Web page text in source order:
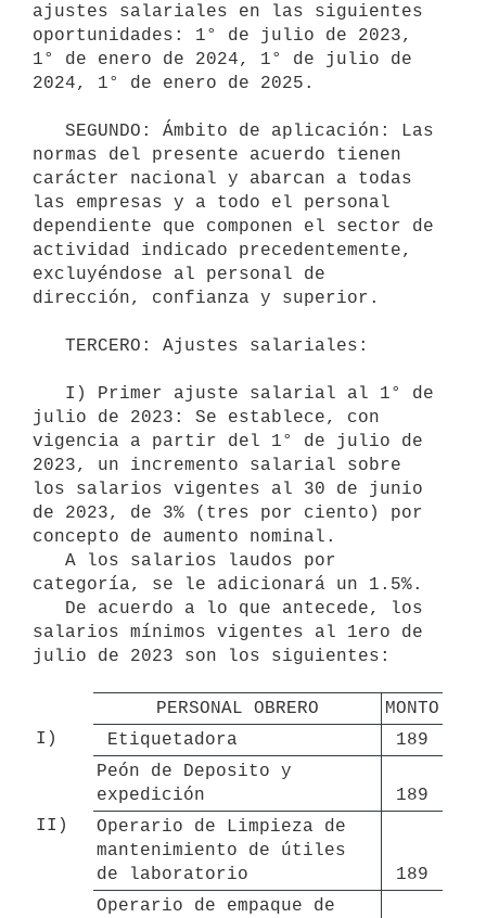
ajustes salariales en las siguientes
oportunidades: 1° de julio de 2023,
1° de enero de 2024, 1° de julio de
2024, 1° de enero de 2025.
normas del presente acuerdo tienen
carácter nacional y abarcan a todas
las empresas y a todo el personal
dependiente que componen el sector de
actividad indicado precedentemente,
excluyéndose al personal de
dirección, confianza y superior.
julio de 2023: Se establece, con
vigencia a partir del 1° de julio de
2023, un incremento salarial sobre
los salarios vigentes al 30 de junio
de 2023, de 3% (tres por ciento) por
concepto de aumento nominal.
categoría, se le adicionará un 1.5%.
salarios mínimos vigentes al 1ero de
julio de 2023 son los siguientes:
PERSONAL OBRERO
MONTO
I)
Etiquetadora
189
Peón de Deposito y
expedición
189
II)
Operario de Limpieza de
mantenimiento de útiles
de laboratorio
189
Operario de empaque de